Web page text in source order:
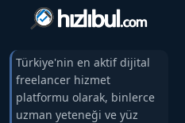
Türkiye'nin en aktif dijital
freelancer hizmet
platformu olarak, binlerce
uzman yeteneği ve yüz